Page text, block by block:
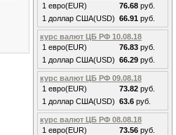
1 евро(EUR)
76.68 руб.
1 доллар США(USD) 66.91 руб.
курс валют ЦБ РФ 10.08.18
1 евро(EUR)
76.83 руб.
1 доллар США(USD) 66.29 руб.
курс валют ЦБ РФ 09.08.18
1 евро(EUR)
73.82 руб.
1 доллар США(USD) 63.6 руб.
курс валют ЦБ РФ 08.08.18
1 евро(EUR)
73.56 руб.